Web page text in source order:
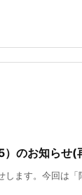
のお知らせ(
します。今回は「